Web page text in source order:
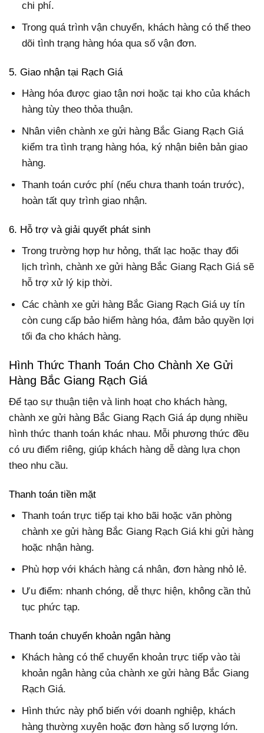
chi phí.
Trong quá trình vận chuyển, khách hàng có thể theo
dõi tình trạng hàng hóa qua số vận đơn.
5. Giao nhận tại Rạch Giá
Hàng hóa được giao tận nơi hoặc tại kho của khách
hàng tùy theo thỏa thuận.
Nhân viên chành xe gửi hàng Bắc Giang Rạch Giá
kiểm tra tình trạng hàng hóa, ký nhận biên bản giao
hàng.
Thanh toán cước phí (nếu chưa thanh toán trước),
hoàn tất quy trình giao nhận.
6. Hỗ trợ và giải quyết phát sinh
Trong trường hợp hư hỏng, thất lạc hoặc thay đổi
lịch trình, chành xe gửi hàng Bắc Giang Rạch Giá sẽ
hỗ trợ xử lý kịp thời.
Các chành xe gửi hàng Bắc Giang Rạch Giá uy tín
còn cung cấp bảo hiểm hàng hóa, đảm bảo quyền lợi
tối đa cho khách hàng.
Hình Thức Thanh Toán Cho Chành Xe Gửi
Hàng Bắc Giang Rạch Giá
Để tạo sự thuận tiện và linh hoạt cho khách hàng,
chành xe gửi hàng Bắc Giang Rạch Giá áp dụng nhiều
hình thức thanh toán khác nhau. Mỗi phương thức đều
có ưu điểm riêng, giúp khách hàng dễ dàng lựa chọn
theo nhu cầu.
Thanh toán tiền mặt
Thanh toán trực tiếp tại kho bãi hoặc văn phòng
chành xe gửi hàng Bắc Giang Rạch Giá khi gửi hàng
hoặc nhận hàng.
Phù hợp với khách hàng cá nhân, đơn hàng nhỏ lẻ.
Ưu điểm: nhanh chóng, dễ thực hiện, không cần thủ
tục phức tạp.
Thanh toán chuyển khoản ngân hàng
Khách hàng có thể chuyển khoản trực tiếp vào tài
khoản ngân hàng của chành xe gửi hàng Bắc Giang
Rạch Giá.
Hình thức này phổ biến với doanh nghiệp, khách
hàng thường xuyên hoặc đơn hàng số lượng lớn.